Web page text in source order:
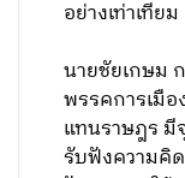
อย่างเท่าเทียม
นายชัยเกษม
พรรคการเมื
แทนราษฎร มี
รับฟังความคิ